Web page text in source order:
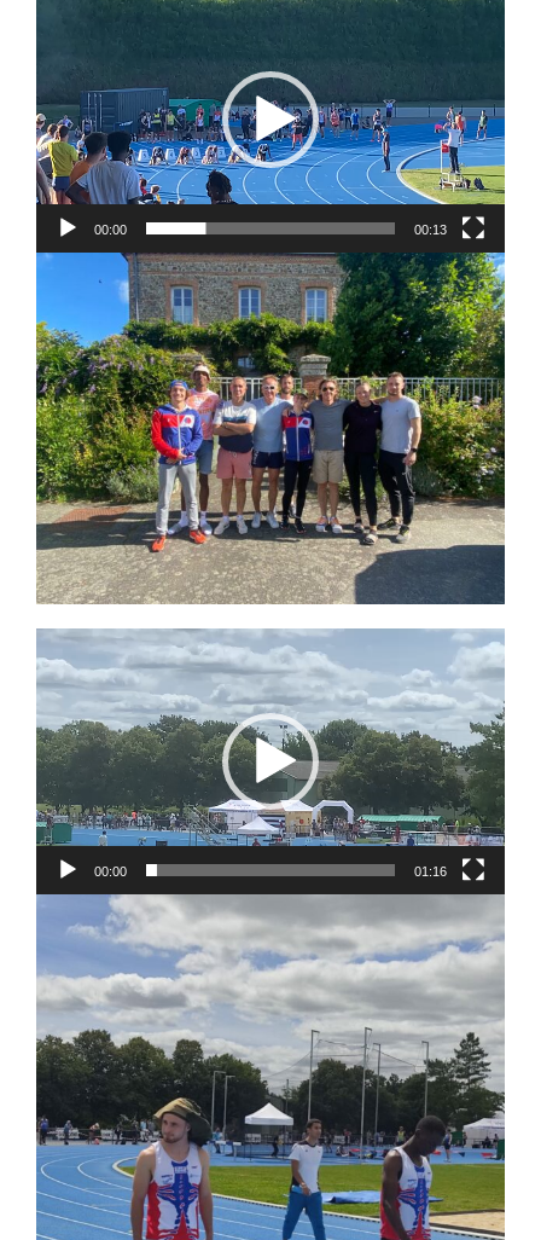
00:00 00:13
Lecteur
vidéo
00:00 01:16